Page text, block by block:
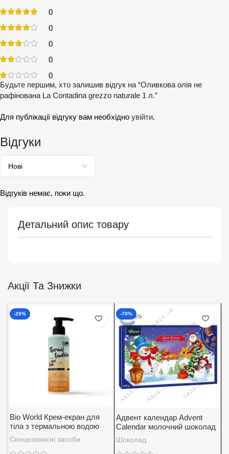
Детальний опис товару
0
0
0
0
0
Відгуки
Відгуків немає, поки що.
Будьте першим, хто залишив відгук на “Оливкова олія не
рафінована La Contadina grezzo naturale 1 л.”
Для публікації відгуку вам необхідно увійти.
Акції Та Знижки
-20%
Bio World Крем-екран для
тіла з термальною водою
SPF 30
Сонцезахисні засоби
-70%
Адвент календар Advent
Calendar молочний шоколад
із вершковою начинкою
Baron 200 г.
Шоколад